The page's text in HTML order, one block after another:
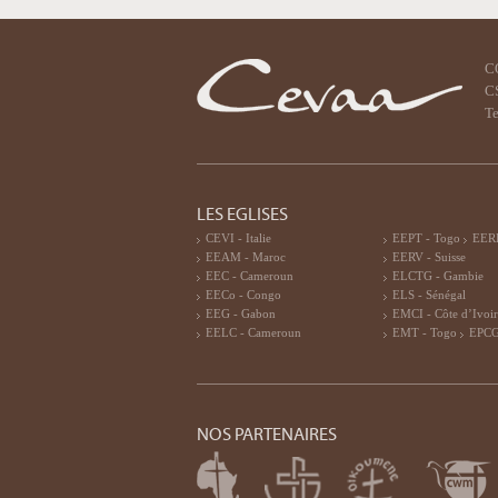
LES EGLISES
CEVI - Italie
EEAM - Maroc
EEC - Cameroun
EECo - Congo
EEG - Gabon
EELC - Cameroun
EEPT - Togo
EERV - Suisse
ELCTG - Gambie
ELS - Sénégal
EMCI - Côte
EMT - Togo
NOS PARTENAIRES